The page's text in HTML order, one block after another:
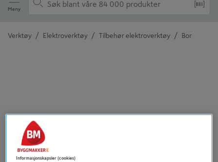
Meny
Verktøy / Elektroverktøy / Tilbehør elektroverktøy / Bor
Informasjonskapsler (cookies)